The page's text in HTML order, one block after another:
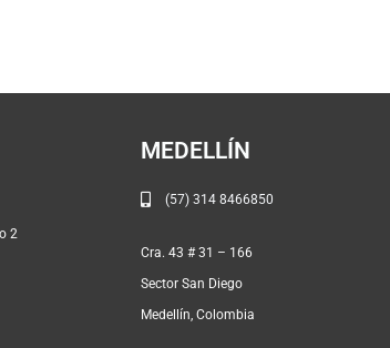
L2
2
MEDELLÍN
(57) 314 8466850
Cra. 43 # 31
Sector San Diego
Medellín, Colombia